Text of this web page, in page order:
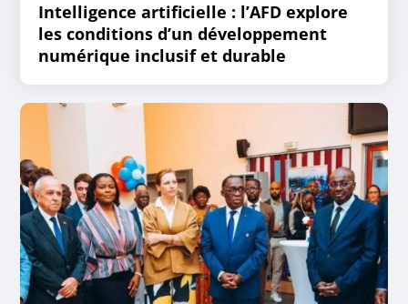
Intelligence artificielle : l’AFD explore
les conditions d’un développement
numérique inclusif et durable